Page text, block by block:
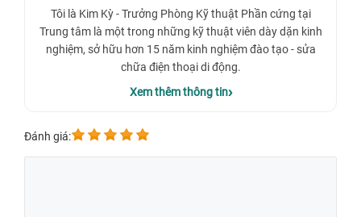
Tôi là Kim Kỳ - Trưởng Phòng Kỹ thuật Phần cứng tại
Trung tâm là một trong những kỹ thuật viên dày dặn kinh
nghiệm, sở hữu hơn 15 năm kinh nghiệm đào tạo - sửa
chữa điện thoại di động.
Xem thêm thông tin
Đánh giá: